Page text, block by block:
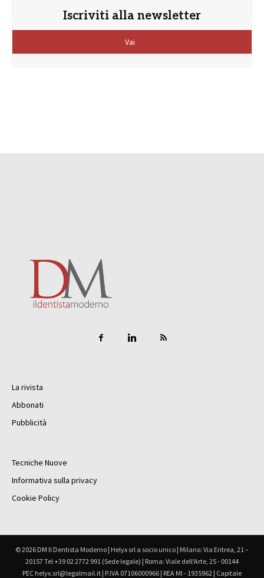
Iscriviti alla newsletter
Vai
La rivista
Abbonati
Pubblicità
Tecniche Nuove
Informativa sulla privacy
Cookie Policy
© 2026 DM Il Dentista Moderno | Helyx srl a socio unico | Milano: Via Eritrea, 21 –
20157 Tel +39 02 2772 991 (Sede legale) | Roma: Viale dell'Arte, 25 - 00144
PEC helyx.srl@legalmail.it | P.IVA 07106000966 | REA MI - 1935962 | Capitale